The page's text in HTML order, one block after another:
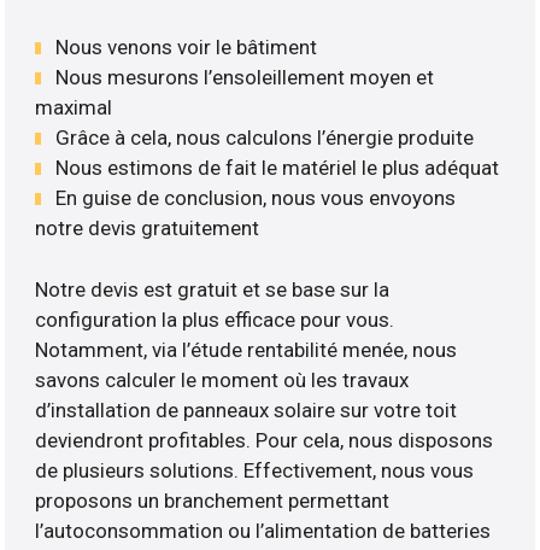
Nous venons voir le bâtiment
Nous mesurons l’ensoleillement moyen et
maximal
Grâce à cela, nous calculons l’énergie produite
Nous estimons de fait le matériel le plus adéquat
En guise de conclusion, nous vous envoyons
notre devis gratuitement
Notre devis est gratuit et se base sur la
configuration la plus efficace pour vous.
Notamment, via l’étude rentabilité menée, nous
savons calculer le moment où les travaux
d’installation de panneaux solaire sur votre toit
deviendront profitables. Pour cela, nous disposons
de plusieurs solutions. Effectivement, nous vous
proposons un branchement permettant
l’autoconsommation ou l’alimentation de batteries